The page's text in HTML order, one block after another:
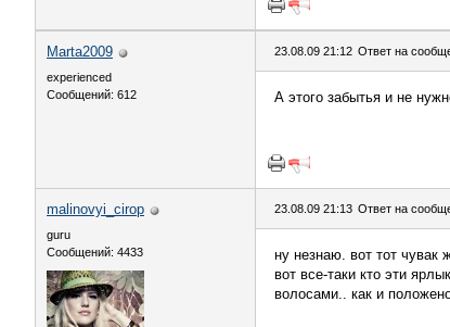
Marta2009
experienced
Сообщений: 612
23.08.09 21:12 Ответ на
А этого забытья и не
malinovyi_cirop
guru
Сообщений: 4433
23.08.09 21:13 Ответ на
ну незнаю. вот тот чувак
вот все-таки кто эти
волосами.. как и